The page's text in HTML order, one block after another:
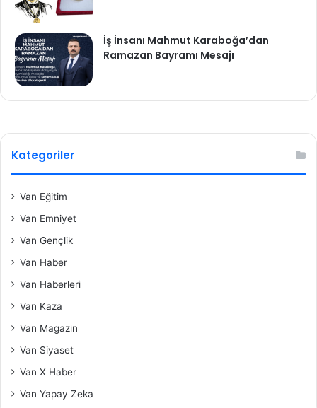
İş İnsanı Mahmut Karaboğa’dan
Ramazan Bayramı Mesajı
Kategoriler
Van Eğitim
Van Emniyet
Van Gençlik
Van Haber
Van Haberleri
Van Kaza
Van Magazin
Van Siyaset
Van X Haber
Van Yapay Zeka